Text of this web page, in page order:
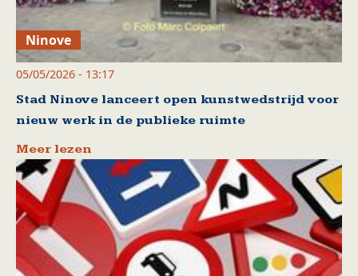
Ninove
05/05/2026 - 13:17
Stad Ninove lanceert open kunstwedstrijd voor
nieuw werk in de publieke ruimte
Meer lezen